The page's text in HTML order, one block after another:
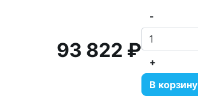
93 822 ₽
-
+
В корзину